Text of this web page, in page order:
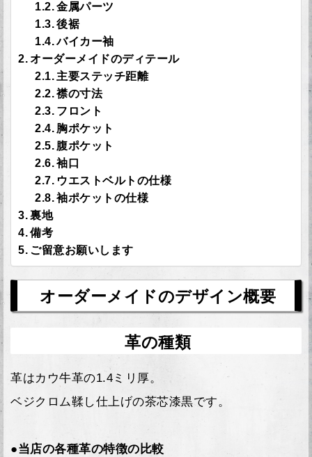
金属パーツ
後裾
バイカー袖
オーダーメイドのディテール
主要ステッチ距離
襟の寸法
フロント
胸ポケット
腹ポケット
袖口
ウエストベルトの仕様
袖ポケットの仕様
裏地
備考
ご留意お願いします
オーダーメイドのデザイン概要
革の種類
革はカウ牛革の1.4ミリ厚。
ベジクロム鞣し仕上げの茶芯漆黒です。
●当店の各種革の特徴の比較